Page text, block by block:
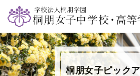
桐朋女子ピック